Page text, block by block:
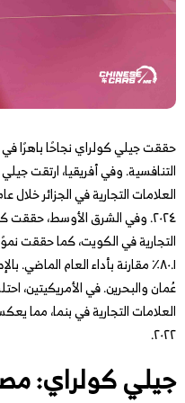
التنافسية. وفي أفريقيا، ارتقت
العلامات التجارية في الجزائر
٢٠٢٤. وفي الشرق الأوسط، حققت
التجارية في الكويت، كما حققت
٨٠.١٪ مقارنة بأداء العام
عُمان والبحرين. في الأمريكيتين،
العلامات التجارية في بنما، مما
٢٠٢٢.
جيلي كولراي: